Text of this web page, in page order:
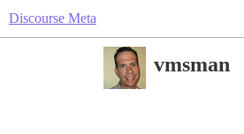
Discourse Meta
vmsman